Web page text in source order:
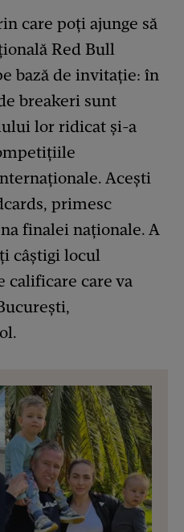
care poți ajunge să
Red Bull
bază de invitație: în
breakeri sunt
lor ridicat și-a
Acești
primesc
finalei naționale. A
câștigi locul
calificare care va